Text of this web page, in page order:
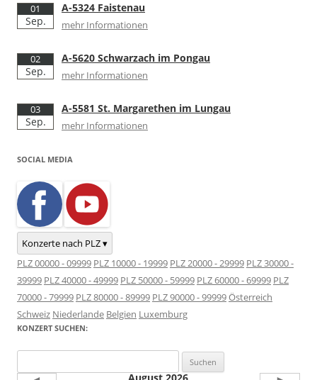
01
Sep.
A-5324 Faistenau
mehr Informationen
02
Sep.
A-5620 Schwarzach im Pongau
mehr Informationen
03
Sep.
A-5581 St. Margarethen im Lungau
mehr Informationen
SOCIAL MEDIA
Konzerte nach PLZ ▾
PLZ 00000 - 09999 PLZ 10000 - 19999 PLZ 20000 - 29999 PLZ 30000 -
39999 PLZ 40000 - 49999 PLZ 50000 - 59999 PLZ 60000 - 69999 PLZ
70000 - 79999 PLZ 80000 - 89999 PLZ 90000 - 99999Österreich
Schweiz Niederlande Belgien Luxemburg
KONZERT SUCHEN:
nach: